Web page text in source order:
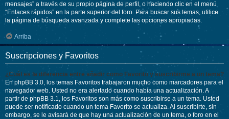
mensajes” a través de su propio página de perfil, o haciendo clic en el menú
“Enlaces rápidos” en la parte superior del foro. Para buscar sus temas, utilice
la página de búsqueda avanzada y complete las opciones apropiadas.
Arriba
Suscripciones y Favoritos
¿Cuál es la diferencia entre añadir como Favorito y suscribirme a un tema?
En phpBB 3.0, los temas Favoritos trabajaron mucho como marcadores para el
navegador web. Usted no era alertado cuando había una actualización. A
partir de phpBB 3.1, los Favoritos son más como suscribirse a un tema. Usted
puede ser notificado cuando un tema Favorito se actualiza. Al suscribirte, sin
embargo, se le avisará de que hay una actualización de un tema, o foro en el